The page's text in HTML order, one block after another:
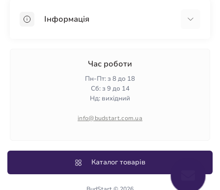
ПінопластІнформація
Гарантія та повернення
Політика конфіденційності
Час роботи
Пн-Пт: з 8 до 18
Сб: з 9 до 14
Нд: вихідний
info@budstart.com.ua
Каталог товарів